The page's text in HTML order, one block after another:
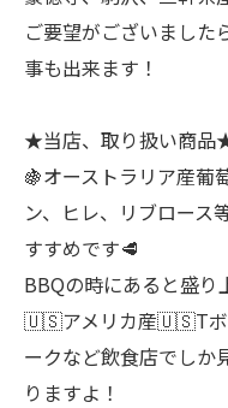
ご要望がございました
事も出来ます！
★当店、取り扱い商品
🍇オーストラリア産
ン、ヒレ、リブロース
すすめです🥩
BBQの時にあると盛り
🇺🇸アメリカ産🇺🇸T
ークなど飲食店でしか
りますよ！